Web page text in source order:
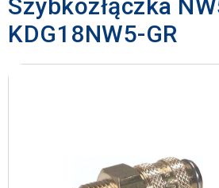
Szybkozłączka
KDG18NW5-GR